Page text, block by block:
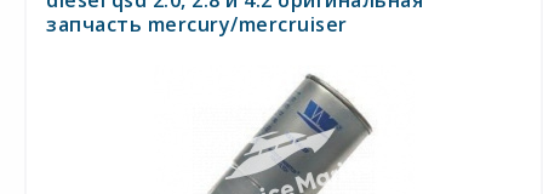
запчасть mercury/mercruiser